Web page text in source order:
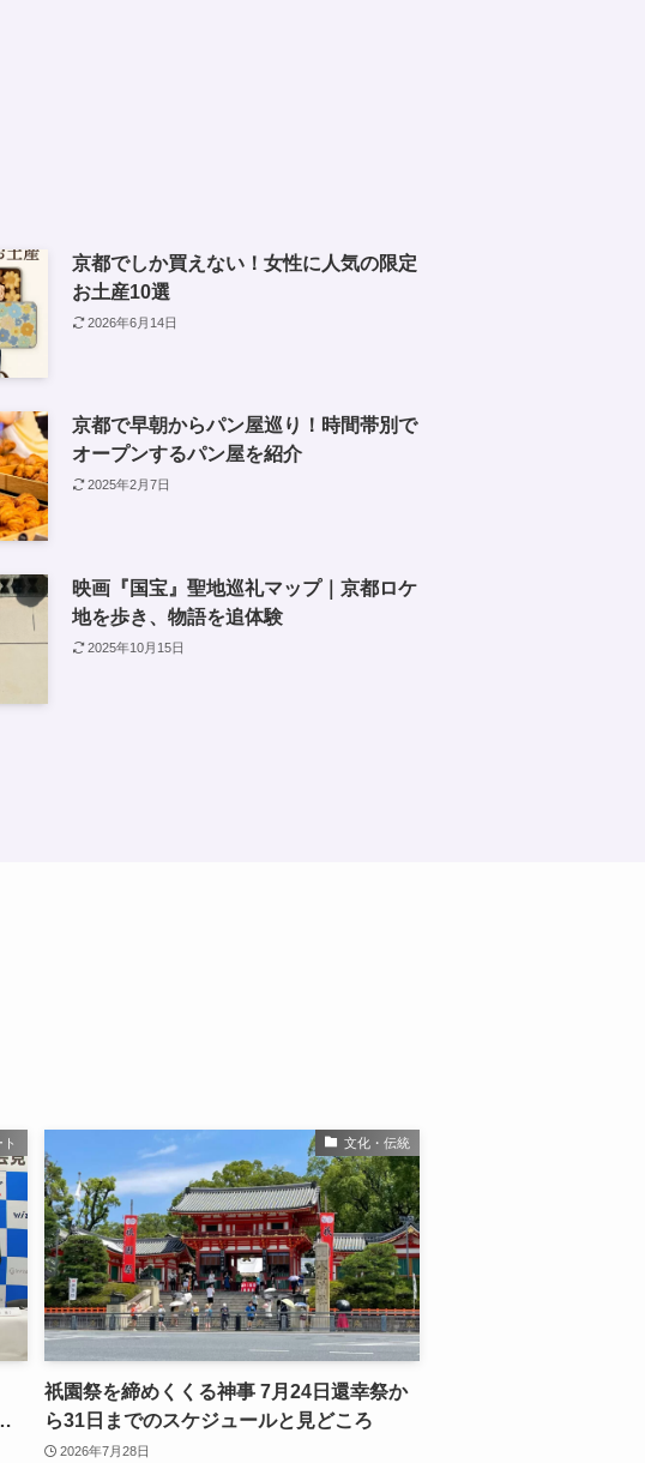
京都でしか買えない！女性に人気の限定
お土産10選
2026年6月14日
京都で早朝からパン屋巡り！時間帯別で
オープンするパン屋を紹介
2025年2月7日
映画『国宝』聖地巡礼マップ｜京都ロケ
地を歩き、物語を追体験
2025年10月15日
文化・伝統
祇園祭を締めくくる神事 7月24日還幸祭か
ら31日までのスケジュールと見どころ
2026年7月28日